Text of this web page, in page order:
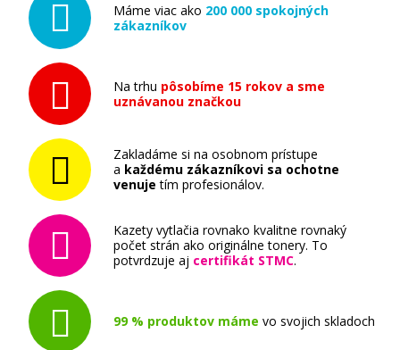
Originálny fotovalec Brother DR-321CL
191,90 €
Pridať do košíka
Máme viac ako 200 000 spokojných
zákazníkov
Na trhu pôsobíme 15 rokov a sme
uznávanou značkou
Zakladáme si na osobnom prístupe
a každému zákazníkovi sa ochotne
venuje tím profesionálov.
Kazety vytlačia rovnako kvalitne rovnaký
počet strán ako originálne tonery. To
potvrdzuje aj certifikát STMC.
99 % produktov máme vo svojich skladoch